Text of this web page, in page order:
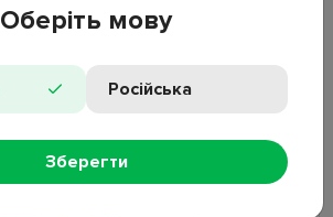
Оберіть мову
Російська
Зберегти